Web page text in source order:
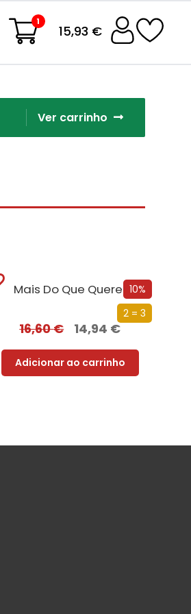
1
15,93 €
Ver carrinho
10%
2 = 3
Mais Do Que Querer
16,60€ 14,94 €
Adicionar ao carrinho